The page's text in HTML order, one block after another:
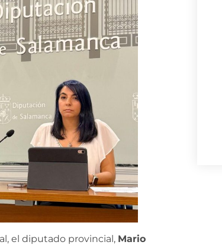
el diputado provincial, Mario